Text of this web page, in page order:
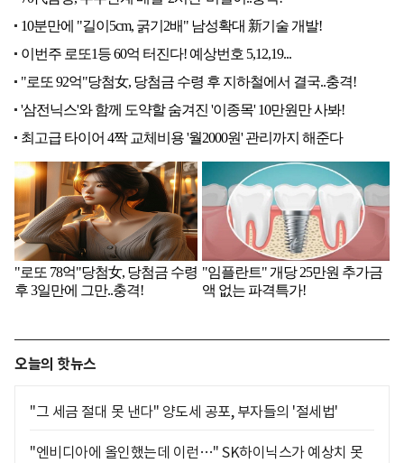
오늘의 핫뉴스
"그 세금 절대 못 낸다" 양도세 공포, 부자들의 '절세법'
"엔비디아에 올인했는데 이런…" SK하이닉스가 예상치 못